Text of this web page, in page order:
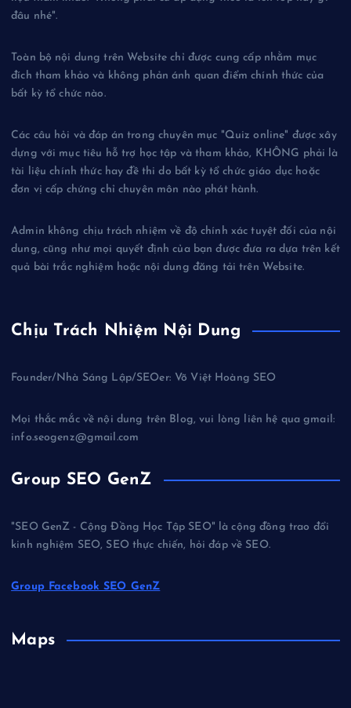
đâu nhé".
Toàn bộ nội dung trên Website chỉ được cung cấp nhằm mục
đích tham khảo và không phản ánh quan điểm chính thức của
bất kỳ tổ chức nào.
Các câu hỏi và đáp án trong chuyên mục "Quiz online" được xây
dựng với mục tiêu hỗ trợ học tập và tham khảo, KHÔNG phải là
tài liệu chính thức hay đề thi do bất kỳ tổ chức giáo dục hoặc
đơn vị cấp chứng chỉ chuyên môn nào phát hành.
Admin không chịu trách nhiệm về độ chính xác tuyệt đối của nội
dung, cũng như mọi quyết định của bạn được đưa ra dựa trên kết
quả bài trắc nghiệm hoặc nội dung đăng tải trên Website.
Chịu Trách Nhiệm Nội Dung
Founder/Nhà Sáng Lập/SEOer: Võ Việt Hoàng SEO
Mọi thắc mắc về nội dung trên Blog, vui lòng liên hệ qua gmail:
info.seogenz@gmail.com
Group SEO GenZ
"SEO GenZ - Cộng Đồng Học Tập SEO" là cộng đồng trao đổi
kinh nghiệm SEO, SEO thực chiến, hỏi đáp về SEO.
Group Facebook SEO GenZ
Maps